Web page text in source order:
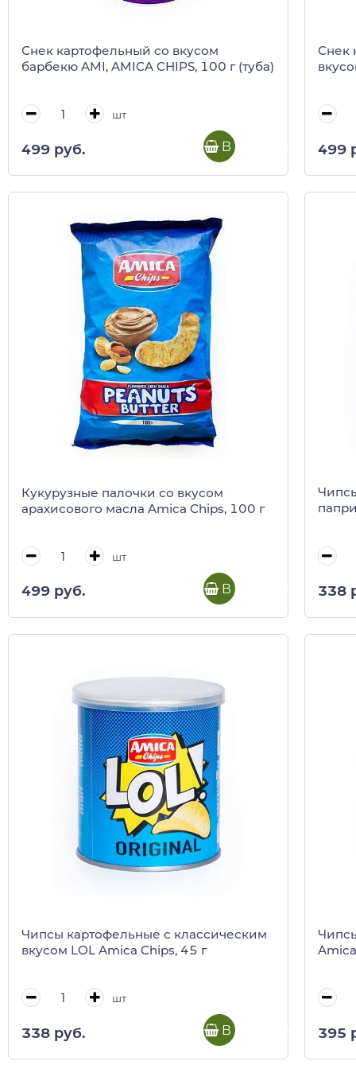
Снек картофельный со вкусом
барбекю AMI, AMICA CHIPS, 100 г (туба)
шт
499 руб. В корзину
Снек
499
Кукурузные палочки со вкусом
арахисового масла Amica Chips, 100 г
шт
499 руб. В корзину 338
Чипсы картофельные с классическим
вкусом LOL Amica Chips, 45 г
шт
338 руб. В корзину 395